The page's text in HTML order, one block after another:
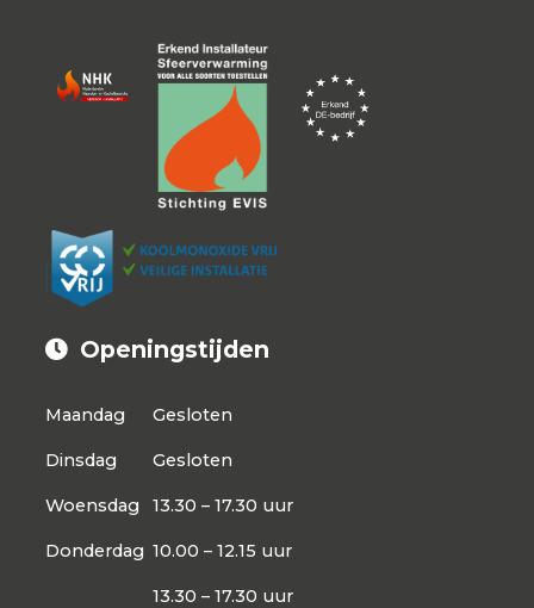
Openingstijden
Maandag Gesloten
Dinsdag Gesloten
Woensdag 13.30 – 17.30 uur
Donderdag 10.00 – 12.15 uur
13.30 – 17.30 uur